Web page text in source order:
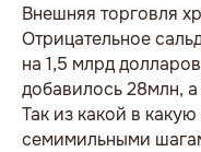
Внешняя торговля
Отрицательное
на 1,5 млрд
добавилось 28млн,
Так из какой в
семимильными